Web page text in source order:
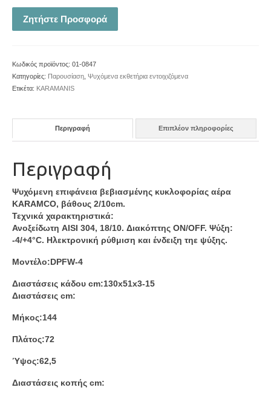
Ζητήστε Προσφορά
Κωδικός προϊόντος: 01-0847
Κατηγορίες: Παρουσίαση Ψυχόμενα εκθετήρια εντοιχιζόμενα
Ετικέτα: KARAMANIS
Περιγραφή Επιπλέον πληροφορίες
Περιγραφή
Ψυχόμενη επιφάνεια βεβιασμένης κυκλοφορίας αέρα
KARAMCO, βάθους 2/10cm.
Τεχνικά χαρακτηριστικά:
Ανοξείδωτη AISI 304, 18/10. Διακόπτης ON/OFF. Ψύξη:
-4/+4°C. Ηλεκτρονική ρύθμιση και ένδειξη τηε ψύξης.
Μοντέλο:DPFW-4
Διαστάσεις κάδου cm:130x51x3-15
Διαστάσεις cm:
Μήκος:144
Πλάτος:72
Ύψος:62,5
Διαστάσεις κοπής cm: